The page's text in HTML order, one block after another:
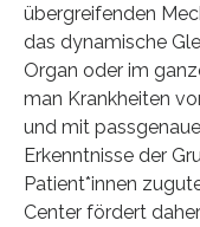
übergreifenden
das dynamische
Organ oder im
man Krankheiten
und mit
Erkenntnisse der
Patient*innen
Center fördert